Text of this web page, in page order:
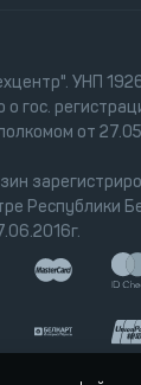
УНП
о гос.
от
Республики